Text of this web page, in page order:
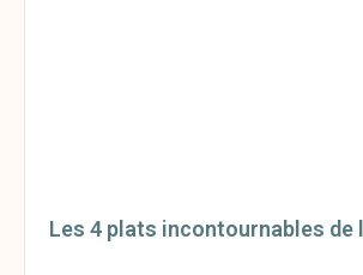
Les 4 plats incontournables de